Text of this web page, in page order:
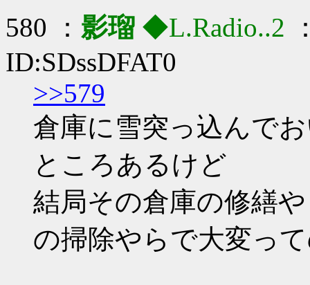
580 ： 影瑠 ◆L.Radio..2
ID:SDssDFAT0
>>579
倉庫に雪突っ込んで
ところあるけど
結局その倉庫の修繕
の掃除やらで大変っ